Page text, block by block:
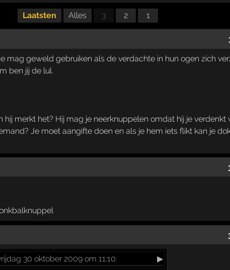
Laatsten Alles 3 2 1
mag geweld gebruiken als de verdachte in hun ogen zich
ben jij de lul.
merkt het? Hij mag je neerknuppelen omdat hij je verdenkt
Je moet aangifte doen en als je hem iets flikt kan je
30 oktober 2009 om 11:10:
▶